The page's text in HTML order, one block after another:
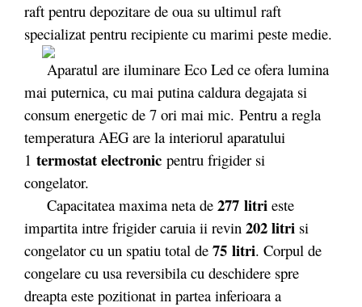
raft pentru depozitare de oua su ultimul raft
specializat pentru recipiente cu marimi peste medie.
Aparatul are iluminare Eco Led ce ofera lumina
mai puternica, cu mai putina caldura degajata si
consum energetic de 7 ori mai mic. Pentru a regla
temperatura AEG are la interiorul aparatului
1 termostat electronic pentru frigider si
congelator.
Capacitatea maxima neta de 277 litri este
impartita intre frigider caruia ii revin 202 litri si
congelator cu un spatiu total de 75 litri. Corpul de
congelare cu usa reversibila cu deschidere spre
dreapta este pozitionat in partea inferioara a